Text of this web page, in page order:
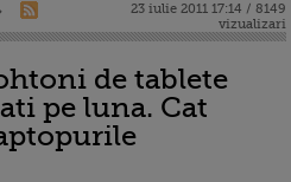
23 iulie 2011 17:14 / 8149
vizualizari
de tablete
pe luna. Cat